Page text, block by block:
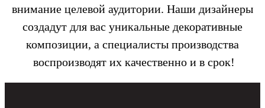
внимание целевой аудитории. Наши дизайнеры
создадут для вас уникальные декоративные
композиции, а специалисты производства
воспроизводят их качественно и в срок!